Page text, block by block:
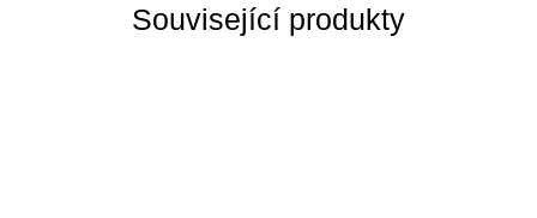
Související produkty